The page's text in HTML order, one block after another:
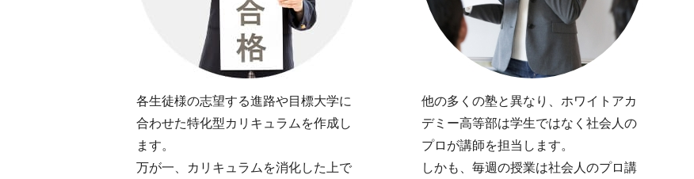
各生徒様の志望する進路や目標大学に
合わせた特化型カリキュラムを作成し
ます。
万が一、カリキュラムを消化した上で
他の多くの塾と異なり、ホワイトアカ
デミー高等部は学生ではなく社会人の
プロが講師を担当します。
しかも、毎週の授業は社会人のプロ講